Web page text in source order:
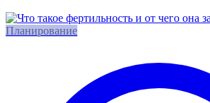
Планирование